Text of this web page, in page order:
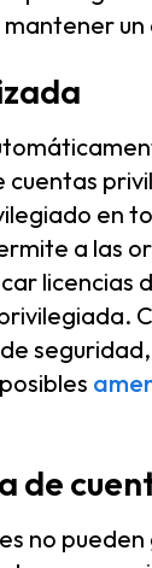
en
a las
licencias
de
no